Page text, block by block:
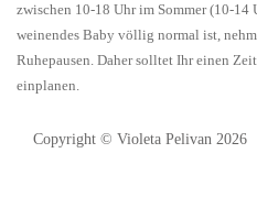
zwischen 10-18 Uhr im Sommer (10-14
weinendes Baby völlig normal ist,
Ruhepausen. Daher solltet Ihr einen
einplanen.
Copyright © Violeta Pelivan 2026